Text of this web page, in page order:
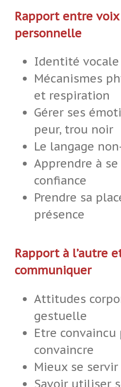
Rapport entre
personnelle
Identité vocale
Mécanismes
et respiration
Gérer ses
peur, trou noir
Le langage
Apprendre à
confiance
Prendre sa
présence
Rapport à l’autre
communiquer
Attitudes
gestuelle
Etre convaincu
convaincre
Mieux se servir
Savoir utiliser